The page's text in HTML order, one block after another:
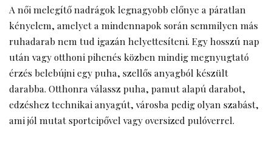
A női melegítő nadrágok legnagyobb előnye a páratlan
kényelem, amelyet a mindennapok során semmilyen más
ruhadarab nem tud igazán helyettesíteni. Egy hosszú nap
után vagy otthoni pihenés közben mindig megnyugtató
érzés belebújni egy puha, szellős anyagból készült
darabba. Otthonra válassz puha, pamut alapú darabot,
edzéshez technikai anyagút, városba pedig olyan szabást,
ami jól mutat sportcipővel vagy oversized pulóverrel.